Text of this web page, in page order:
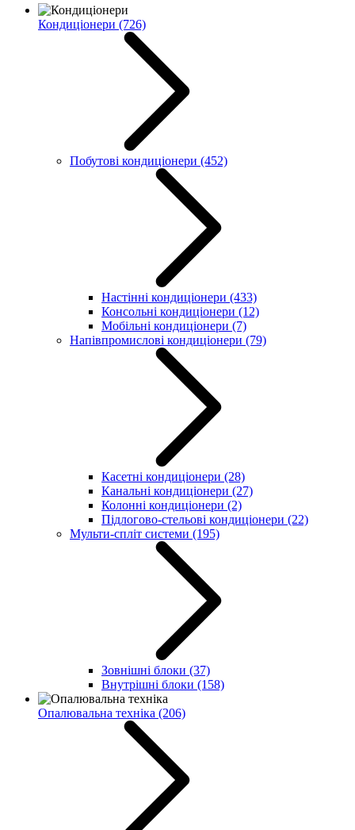
Кондиціонери (726)
Побутові кондиціонери (452)
Настінні кондиціонери (433)
Консольні кондиціонери (12)
Мобільні кондиціонери (7)
Напівпромислові кондиціонери (79)
Касетні кондиціонери (28)
Канальні кондиціонери (27)
Колонні кондиціонери (2)
Підлогово-стельові кондиціонери (22)
Мульти-спліт системи (195)
Зовнішні блоки (37)
Внутрішні блоки (158)
Опалювальна техніка (206)